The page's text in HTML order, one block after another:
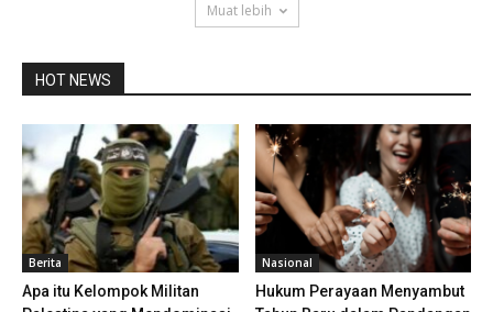
Muat lebih
HOT NEWS
Berita
Apa itu Kelompok Militan
Nasional
Hukum Perayaan Menyambut